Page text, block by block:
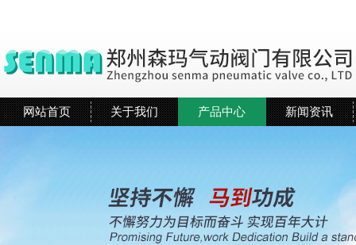
网站首页 关于我们 产品中心 新闻资讯